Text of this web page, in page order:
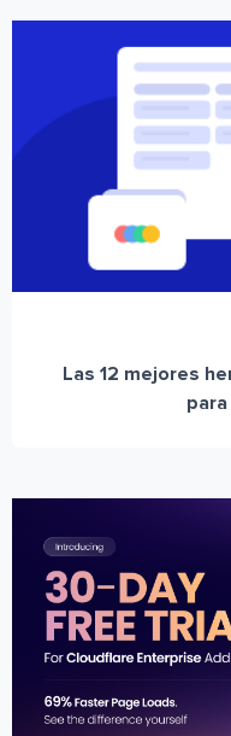
Las 12 mejores